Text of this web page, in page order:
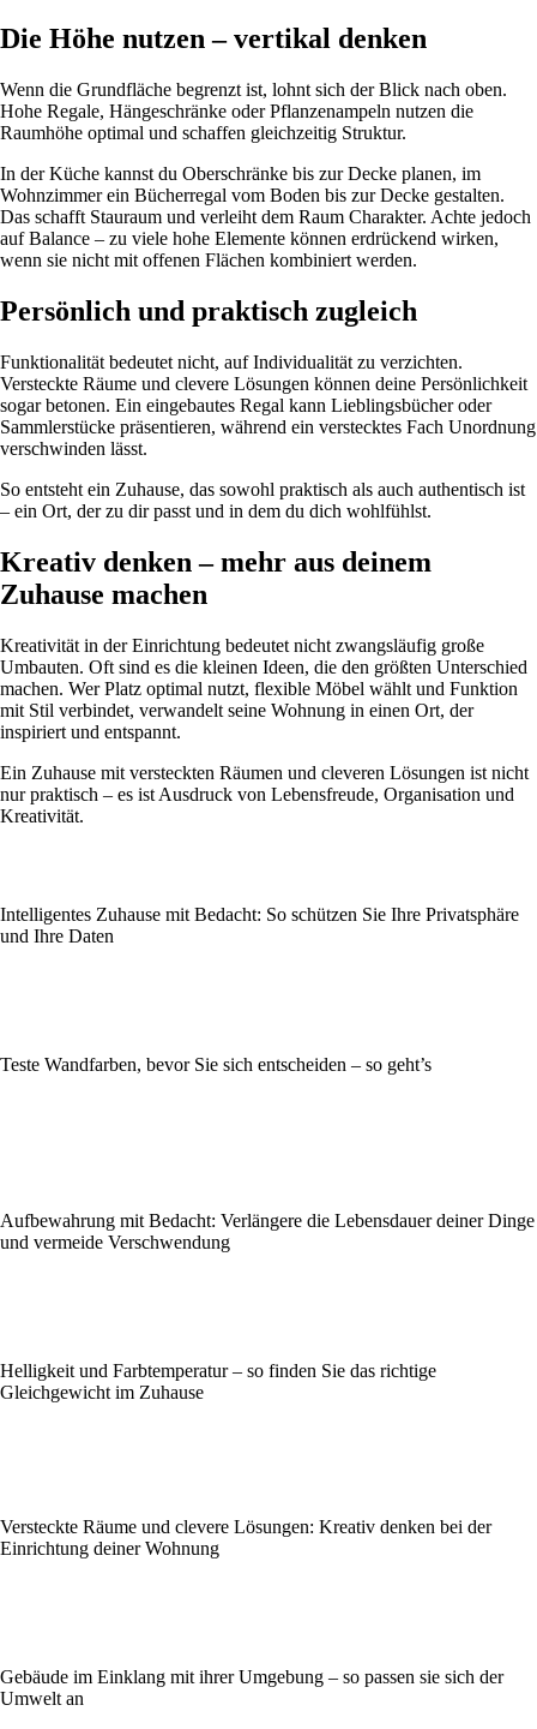
Die Höhe nutzen – vertikal denken
Wenn die Grundfläche begrenzt ist, lohnt sich der Blick nach oben.
Hohe Regale, Hängeschränke oder Pflanzenampeln nutzen die
Raumhöhe optimal und schaffen gleichzeitig Struktur.
In der Küche kannst du Oberschränke bis zur Decke planen, im
Wohnzimmer ein Bücherregal vom Boden bis zur Decke gestalten.
Das schafft Stauraum und verleiht dem Raum Charakter. Achte jedoch
auf Balance – zu viele hohe Elemente können erdrückend wirken,
wenn sie nicht mit offenen Flächen kombiniert werden.
Persönlich und praktisch zugleich
Funktionalität bedeutet nicht, auf Individualität zu verzichten.
Versteckte Räume und clevere Lösungen können deine Persönlichkeit
sogar betonen. Ein eingebautes Regal kann Lieblingsbücher oder
Sammlerstücke präsentieren, während ein verstecktes Fach Unordnung
verschwinden lässt.
So entsteht ein Zuhause, das sowohl praktisch als auch authentisch ist
– ein Ort, der zu dir passt und in dem du dich wohlfühlst.
Kreativ denken – mehr aus deinem
Zuhause machen
Kreativität in der Einrichtung bedeutet nicht zwangsläufig große
Umbauten. Oft sind es die kleinen Ideen, die den größten Unterschied
machen. Wer Platz optimal nutzt, flexible Möbel wählt und Funktion
mit Stil verbindet, verwandelt seine Wohnung in einen Ort, der
inspiriert und entspannt.
Ein Zuhause mit versteckten Räumen und cleveren Lösungen ist nicht
nur praktisch – es ist Ausdruck von Lebensfreude, Organisation und
Kreativität.
Intelligentes Zuhause mit Bedacht: So schützen Sie Ihre Privatsphäre
und Ihre Daten
Teste Wandfarben, bevor Sie sich entscheiden – so geht’s
Aufbewahrung mit Bedacht: Verlängere die Lebensdauer deiner Dinge
und vermeide Verschwendung
Helligkeit und Farbtemperatur – so finden Sie das richtige
Gleichgewicht im Zuhause
Versteckte Räume und clevere Lösungen: Kreativ denken bei der
Einrichtung deiner Wohnung
Gebäude im Einklang mit ihrer Umgebung – so passen sie sich der
Umwelt an